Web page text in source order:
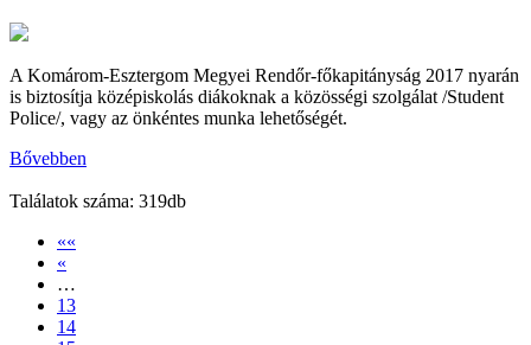
A Komárom-Esztergom Megyei Rendőr-főkapitányság 2017 nyarán
is biztosítja középiskolás diákoknak a közösségi szolgálat /Student
Police/, vagy az önkéntes munka lehetőségét.
Bővebben
Találatok száma: 319db
««
«
…
13
14